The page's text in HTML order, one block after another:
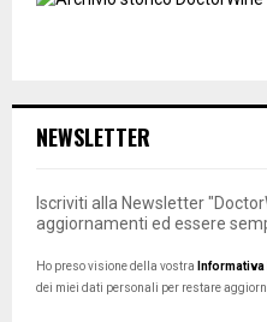
NEWSLETTER
Iscriviti alla Newsletter
aggiornamenti ed essere
Ho preso visione della vostra
dei miei dati personali per restare